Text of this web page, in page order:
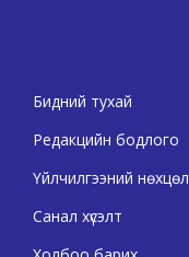
Бидний тухай
Редакцийн бодлого
Үйлчилгээний нөхцөл
Санал хүсэлт